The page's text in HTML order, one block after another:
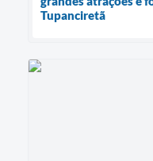
Tupanciretã